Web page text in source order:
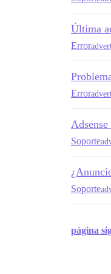
Última
Error
Error
Adsense
Soporte
Soporte
página